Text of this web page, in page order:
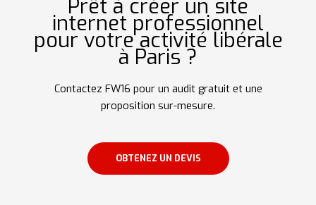
Prêt à créer un site
internet professionnel
pour votre activité libérale
à Paris ?
Contactez FW16 pour un audit gratuit et une
proposition sur-mesure.
OBTENEZ UN DEVIS